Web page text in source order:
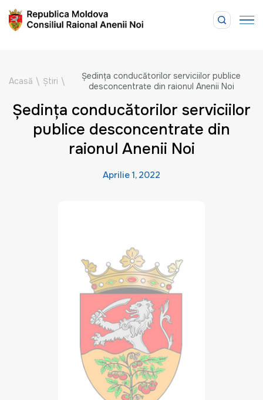
Acasă \ Știri \
Ședința conducătorilor serviciilor publice
desconcentrate din raionul Anenii Noi
Ședința conducătorilor serviciilor
publice desconcentrate din
raionul Anenii Noi
Aprilie 1, 2022